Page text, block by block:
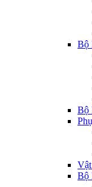
Bộ
Bộ
Bộ